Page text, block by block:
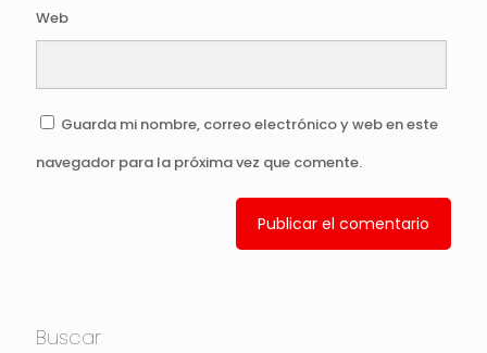
Web
Guarda mi nombre, correo electrónico y web en este
navegador para la próxima vez que comente.
Buscar